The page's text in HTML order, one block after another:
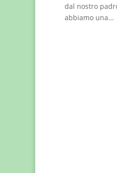
dal nostro
abbiamo una...